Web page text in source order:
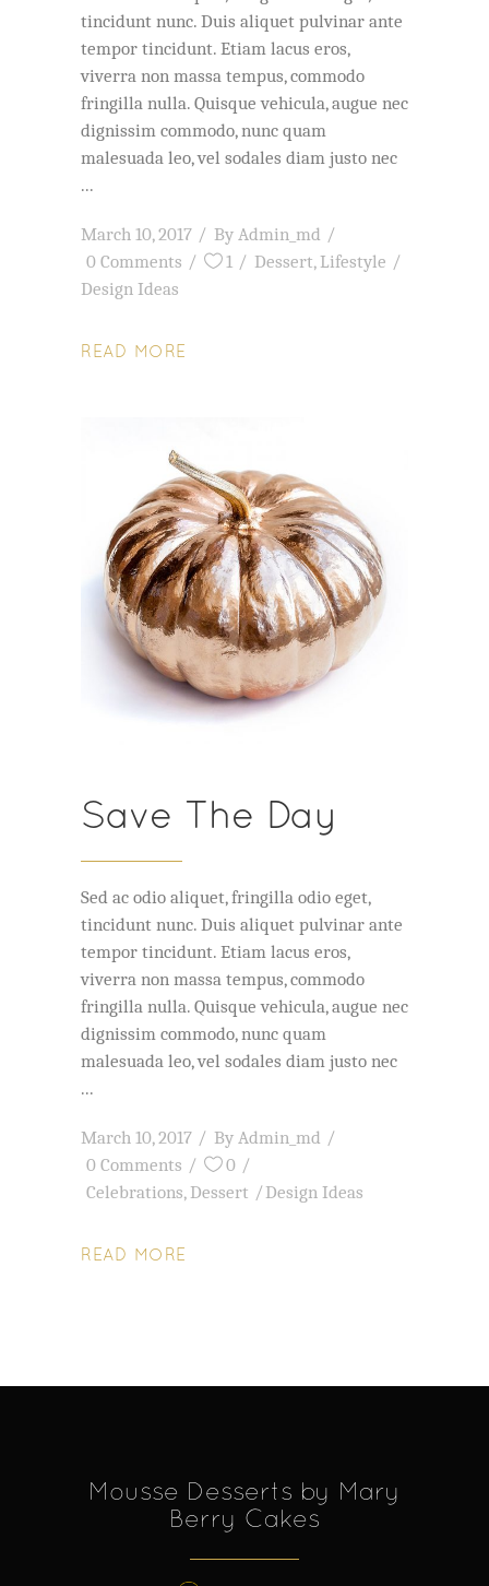
tincidunt nunc. Duis aliquet pulvinar ante
tempor tincidunt. Etiam lacus eros,
viverra non massa tempus, commodo
fringilla nulla. Quisque vehicula, augue nec
dignissim commodo, nunc quam
malesuada leo, vel sodales diam justo nec
March 10, 2017 By Admin_md
0 Comments
1 Dessert, Lifestyle
Design Ideas
READ MORE
Save The Day
Sed ac odio aliquet, fringilla odio eget,
tincidunt nunc. Duis aliquet pulvinar ante
tempor tincidunt. Etiam lacus eros,
viverra non massa tempus, commodo
fringilla nulla. Quisque vehicula, augue nec
dignissim commodo, nunc quam
malesuada leo, vel sodales diam justo nec
March 10, 2017 By Admin_md
0 Comments
0
Celebrations, Dessert Design Ideas
READ MORE
Mousse Desserts by Mary
Berry Cakes